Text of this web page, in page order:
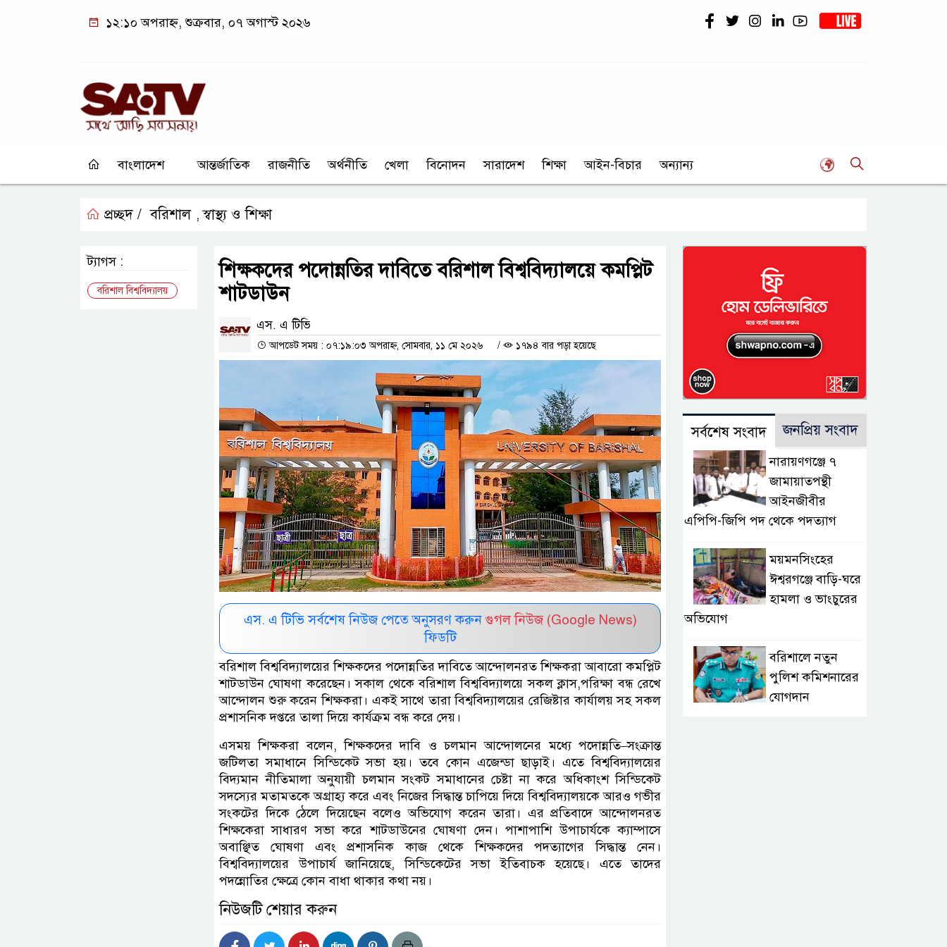
১২:১০ অপরাহ্ন, শুক্রবার, ০৭ অগাস্ট ২০২৬
বাংলাদেশ আন্তর্জাতিক রাজনীতি অর্থনীতি খেলা বিনোদন সারাদেশ শিক্ষা আইন-বিচার অন্যান্য
প্রচ্ছদ / বরিশাল ,স্বাস্থ্য ও শিক্ষা
শিক্ষকদের পদোন্নতির দাবিতে বরিশাল বিশ্ববিদ্যালয়ে কমপ্লিট
শাটডাউন
এস. এ টিভি
আপডেট সময় : ০৭:১৯:০৩ অপরাহ্ন, সোমবার, ১১ মে ২০২৬ / ১৭৯৪ বার পড়া হয়েছে
এস. এ টিভি সর্বশেষ নিউজ পেতে অনুসরণ করুন গুগল নিউজ (Google News)
ফিডটি
‎বরিশাল বিশ্ববিদ্যালয়ের শিক্ষকদের পদোন্নতির দাবিতে আন্দোলনরত শিক্ষকরা আবারো কমপ্লিট
শাটডাউন ঘোষণা করেছেন। সকাল থেকে বরিশাল বিশ্ববিদ্যালয়ে সকল ক্লাস,পরিক্ষা বন্ধ রেখে
আন্দোলন শুরু করেন শিক্ষকরা। একই সাথে তারা বিশ্ববিদ্যালয়ের রেজিষ্টার কার্যালয় সহ সকল
প্রশাসনিক দপ্তরে তালা দিয়ে কার্যক্রম বন্ধ করে দেয়।
‎এসময় শিক্ষকরা বলেন, শিক্ষকদের দাবি ও চলমান আন্দোলনের মধ্যে পদোন্নতি–সংক্রান্ত
জটিলতা সমাধানে সিন্ডিকেট সভা হয়। তবে কোন এজেন্ডা ছাড়াই। এতে বিশ্ববিদ্যালয়ের
বিদ্যমান নীতিমালা অনুযায়ী চলমান সংকট সমাধানের চেষ্টা না করে অধিকাংশ সিন্ডিকেট
সদস্যের মতামতকে অগ্রাহ্য করে এবং নিজের সিদ্ধান্ত চাপিয়ে দিয়ে বিশ্ববিদ্যালয়কে আরও গভীর
সংকটের দিকে ঠেলে দিয়েছেন বলেও অভিযোগ করেন তারা। এর প্রতিবাদে আন্দোলনরত
শিক্ষকেরা সাধারণ সভা করে শাটডাউনের ঘোষণা দেন। পাশাপাশি উপাচার্যকে ক্যাম্পাসে
অবাঞ্ছিত ঘোষণা এবং প্রশাসনিক কাজ থেকে শিক্ষকদের পদত্যাগের সিদ্ধান্ত নেন।‎‎
বিশ্ববিদ্যালয়ের উপাচার্য জানিয়েছে, সিন্ডিকেটের সভা ইতিবাচক হয়েছে। এতে তাদের
পদন্নোতির ক্ষেত্রে কোন বাধা থাকার কথা নয়।
নিউজটি শেয়ার করুন
ট্যাগস :
বরিশাল বিশ্ববিদ্যালয়
সর্বশেষ সংবাদ জনপ্রিয় সংবাদ
নারায়ণগঞ্জে ৭
জামায়াতপন্থী
আইনজীবীর
এপিপি-জিপি পদ থেকে পদত্যাগ
ময়মনসিংহের
ঈশ্বরগঞ্জে বাড়ি-ঘরে
হামলা ও ভাংচুরের
অভিযোগ
বরিশালে নতুন
পুলিশ কমিশনারের
যোগদান